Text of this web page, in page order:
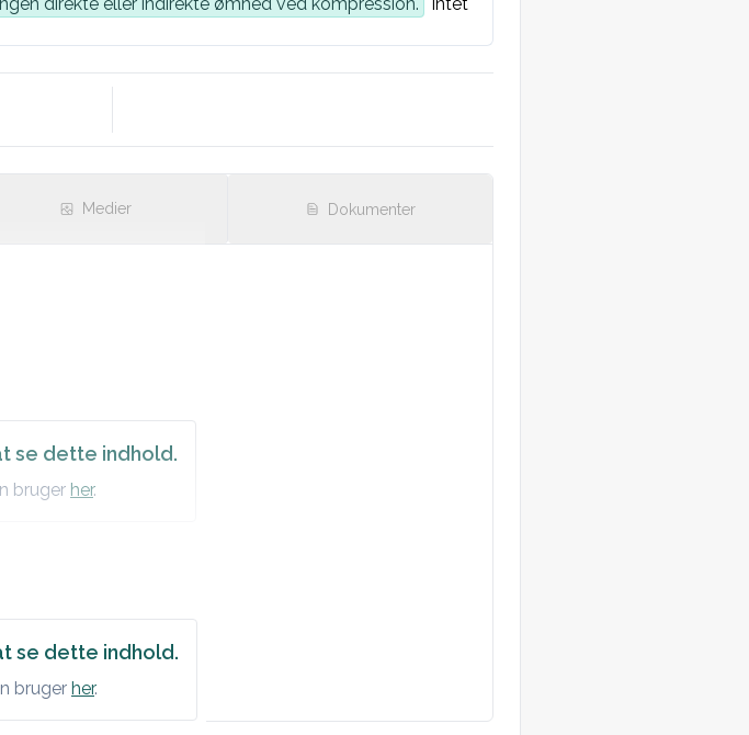
mislyde.
eller overledningsforstyrrelser.
se dette indhold.
bruger her.
Medier Dokumenter
se dette indhold.
bruger her.